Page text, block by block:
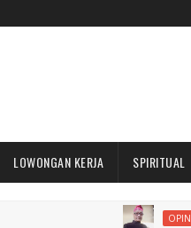
LOWONGAN KERJA SPIRITUAL
OPINI/ARTIKEL